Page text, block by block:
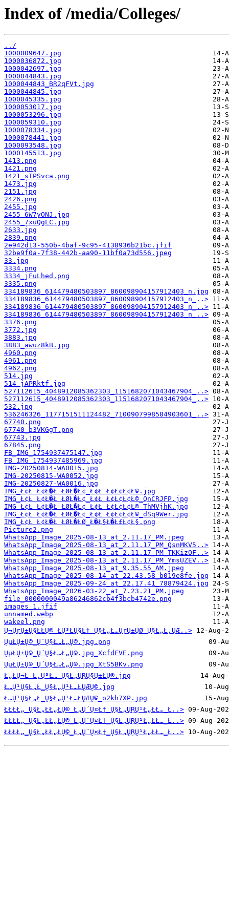
Index of /media/Colleges/
../
1000009647.jpg
1000036872.jpg
1000042697.jpg
1000044843.jpg
1000044843_BR2qFVt.jpg
1000044845.jpg
1000045335.jpg
1000053017.jpg
1000053296.jpg
1000059310.jpg
1000078334.jpg
1000078441.jpg
1000093548.jpg
1000145513.jpg
1413.png
1421.png
1421_sIPSvca.png
1473.jpg
2151.jpg
2426.png
2455.jpg
2455_6W7yONJ.jpg
2455_7xuQgLC.jpg
2633.jpg
2839.png
2e942d13-550b-4baf-9c95-4138936b21bc.jfif
32be9f0a-7f38-442b-aa90-11bf0a73d556.jpeg
33.jpg
3334.png
3334_jFuLhed.png
3335.png
334189836_614479480503897_860098904157912403_n.jpg
334189836_614479480503897_860098904157912403_n_..>
334189836_614479480503897_860098904157912403_n_..>
334189836_614479480503897_860098904157912403_n_..>
3376.png
3772.jpg
3883.jpg
3883_awuz8kB.jpg
4960.png
4961.png
4962.png
514.jpg
514_jAPRktf.jpg
527112615_4048912085362303_1151682071043467904_..>
527112615_4048912085362303_1151682071043467904_..>
532.jpg
536246326_1177151511124482_7100907998584903601_..>
67740.png
67740_b3VKGgT.png
67743.jpg
67845.png
FB_IMG_1754937475147.jpg
FB_IMG_1754937485969.jpg
IMG-20250814-WA0015.jpg
IMG-20250815-WA0052.jpg
IMG-20250827-WA0016.jpg
IMG_Ł¢Ł Ł¢Ł�Ł ŁØŁ�Ł¢_Ł¢Ł Ł¢Ł¢Ł¢Ł©.jpg
IMG_Ł¢Ł Ł¢Ł�Ł ŁØŁ�Ł¢_Ł¢Ł Ł¢Ł¢Ł¢Ł©_QnCRJFP.jpg
IMG_Ł¢Ł Ł¢Ł�Ł ŁØŁ�Ł¢_Ł¢Ł Ł¢Ł¢Ł¢Ł©_ThMVjhK.jpg
IMG_Ł¢Ł Ł¢Ł�Ł ŁØŁ�Ł¢_Ł¢Ł Ł¢Ł¢Ł¢Ł©_dSq9Wer.jpg
IMG_Ł¢Ł Ł¢Ł�Ł ŁØŁ�ŁØ_Ł�Ł§Ł�Ł£Ł¢Ł§.png
Picture2.png
WhatsApp_Image_2025-08-13_at_2.11.17_PM.jpeg
WhatsApp_Image_2025-08-13_at_2.11.17_PM_QsnMKV5..>
WhatsApp_Image_2025-08-13_at_2.11.17_PM_TKKizOF..>
WhatsApp_Image_2025-08-13_at_2.11.17_PM_YmsUZEV..>
WhatsApp_Image_2025-08-13_at_9.35.55_AM.jpeg
WhatsApp_Image_2025-08-14_at_22.43.58_b019e8fe.jpg
WhatsApp_Image_2025-09-24_at_22.17.41_78879424.jpg
WhatsApp_Image_2026-03-22_at_7.23.21_PM.jpeg
file_0000000049a86246862cb4f3bcb4742e.png
images_1.jfif
unnamed.webp
wakeel.png
Ų¬ŲŗŲ±Ų§ŁŁŲ©_ŁŲ³ŁŲ§Ł†_Ų§Ł„Ł…ŲŗŲ±ŲØ_Ų§Ł„Ł‚ŲÆ..>
ŲµŁŲ±Ų©_Ų´Ų§Ł…Ł„Ų©.jpg.png
ŲµŁŲ±Ų©_Ų´Ų§Ł…Ł„Ų©.jpg_XcfdFVE.png
ŲµŁŲ±Ų©_Ų´Ų§Ł…Ł„Ų©.jpg_XtS5BKv.png
Ł„ŁŲ¬Ł_Ł‚Ų³Ł…_Ų§Ł„ŲŖŲ§Ų±ŁŲ®.jpg
Ł…Ų¹Ų§Ł„Ł_Ų§Ł„Ų¹Ł…ŁŲÆŲ©.jpg
Ł…Ų¹Ų§Ł„Ł_Ų§Ł„Ų¹Ł…ŁŲÆŲ©_o2kh7XP.jpg
ŁŁŁŁ„_Ų§Ł„ŁŁ„ŁŲ©_Ł„Ų´Ų¤Ł†_Ų§Ł„ŲŖŲ¹Ł„ŁŁ…_Ł..>
ŁŁŁŁ„_Ų§Ł„ŁŁ„ŁŲ©_Ł„Ų´Ų¤Ł†_Ų§Ł„ŲŖŲ¹Ł„ŁŁ…_Ł..>
ŁŁŁŁ„_Ų§Ł„ŁŁ„ŁŲ©_Ł„Ų´Ų¤Ł†_Ų§Ł„ŲŖŲ¹Ł„ŁŁ…_Ł..>